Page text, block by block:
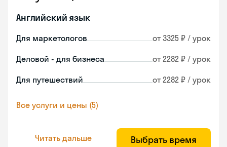
Английский язык
Для маркетологов от 3325 ₽ / урок
Деловой - для бизнеса от 2282 ₽ / урок
Для путешествий от 2282 ₽ / урок
Все услуги и цены (5)
Читать дальше Выбрать время